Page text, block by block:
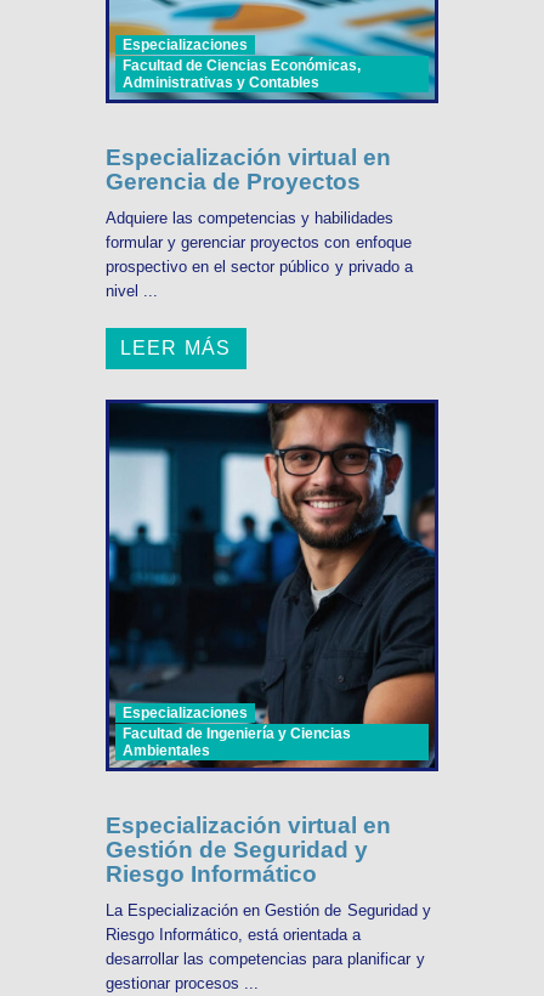
Especializaciones
Facultad de Ciencias Económicas,
Administrativas y Contables
Especialización virtual en
Gerencia de Proyectos
Adquiere las competencias y habilidades
formular y gerenciar proyectos con enfoque
prospectivo en el sector público y privado a
nivel ...
LEER MÁS
Especializaciones
Facultad de Ingeniería y Ciencias
Ambientales
Especialización virtual en
Gestión de Seguridad y
Riesgo Informático
La Especialización en Gestión de Seguridad y
Riesgo Informático, está orientada a
desarrollar las competencias para planificar y
gestionar procesos ...